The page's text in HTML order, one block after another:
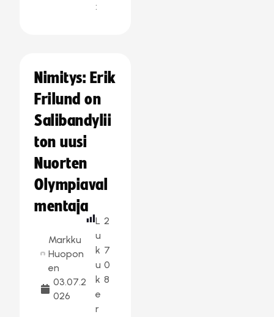
:
Nimitys: Erik
Frilund on
Salibandylii
ton uusi
Nuorten
Olympiaval
mentaja
Markku
Huopon
en
03.07.2
026
L
u
k
u
k
e
r
2
7
0
8